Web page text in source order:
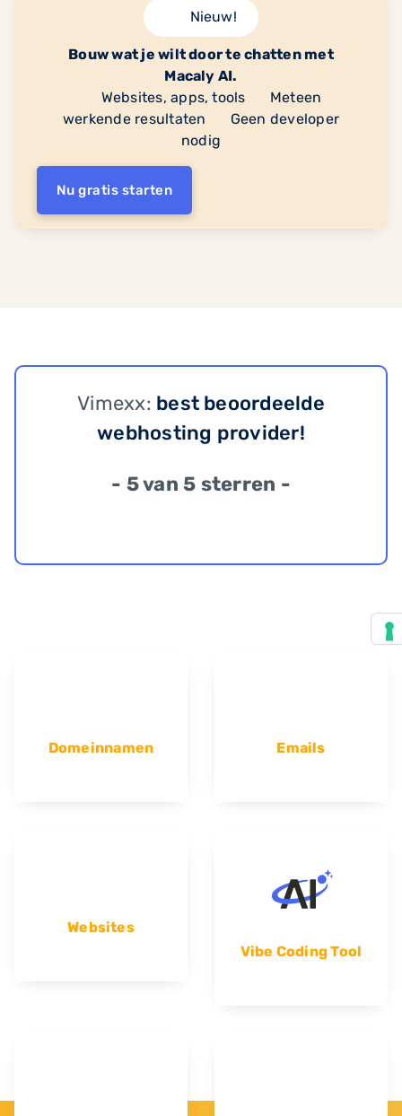
Nieuw!
Bouw wat je wilt door te chatten met
Macaly AI.
Websites, apps, tools
Meteen
werkende resultaten
Geen developer
nodig
Nu gratis starten
Vimexx: best beoordeelde
webhosting provider!
- 5 van 5 sterren -
Domeinnamen Emails
Websites
Vibe Coding Tool